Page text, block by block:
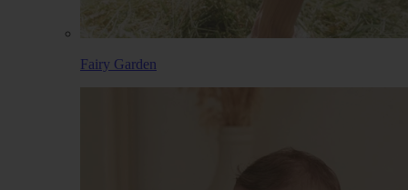
Fairy Garden